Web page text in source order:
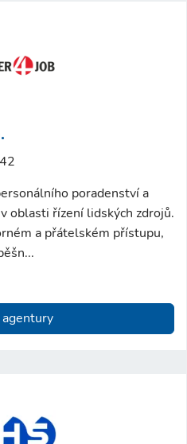
poradenství a
oblasti řízení lidských zdrojů.
a přátelském přístupu,